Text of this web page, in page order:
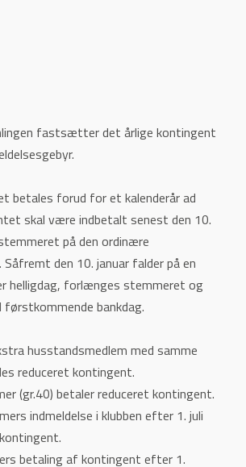
fastsætter det årlige kontingent
betales forud for et kalenderår ad
skal være indbetalt senest den 10.
på den ordinære
den 10. januar falder på en
helligdag, forlænges stemmeret og
bankdag.
husstandsmedlem med samme
reduceret kontingent.
(gr.40) betaler reduceret kontingent.
indmeldelse i klubben efter 1. juli
betaling af kontingent efter 1.